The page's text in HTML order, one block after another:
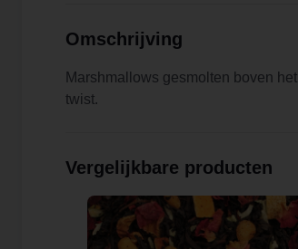
Omschrijving
Marshmallows gesmolten boven
twist.
Vergelijkbare producten